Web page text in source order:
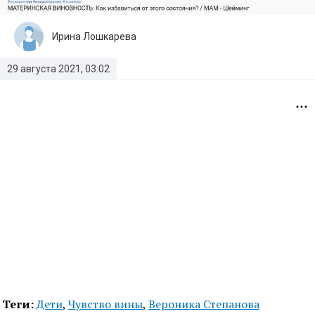
29 августа 2021, 03:02
Ирина Лошкарева
Теги:Дети, Чувство вины, Вероника Степанова